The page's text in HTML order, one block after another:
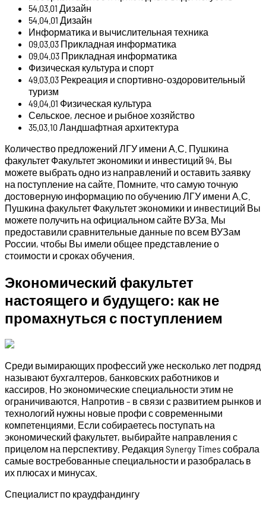
54.03.01 Дизайн
54.04.01 Дизайн
Информатика и вычислительная техника
09.03.03 Прикладная информатика
09.04.03 Прикладная информатика
Физическая культура и спорт
49.03.03 Рекреация и спортивно-оздоровительный
туризм
49.04.01 Физическая культура
Сельское, лесное и рыбное хозяйство
35.03.10 Ландшафтная архитектура
Количество предложений ЛГУ имени А.С. Пушкина
факультет Факультет экономики и инвестиций 94. Вы
можете выбрать одно из направлений и оставить заявку
на поступление на сайте. Помните, что самую точную
достоверную информацию по обучению ЛГУ имени А.С.
Пушкина факультет Факультет экономики и инвестиций Вы
можете получить на официальном сайте ВУЗа. Мы
предоставили сравнительные данные по всем ВУЗам
России, чтобы Вы имели общее представление о
стоимости и сроках обучения.
Экономический факультет
настоящего и будущего: как не
промахнуться с поступлением
Среди вымирающих профессий уже несколько лет подряд
называют бухгалтеров, банковских работников и
кассиров. Но экономические специальности этим не
ограничиваются. Напротив – в связи с развитием рынков и
технологий нужны новые профи с современными
компетенциями. Если собираетесь поступать на
экономический факультет, выбирайте направления с
прицелом на перспективу. Редакция Synergy Times собрала
самые востребованные специальности и разобралась в
их плюсах и минусах.
Специалист по краудфандингу